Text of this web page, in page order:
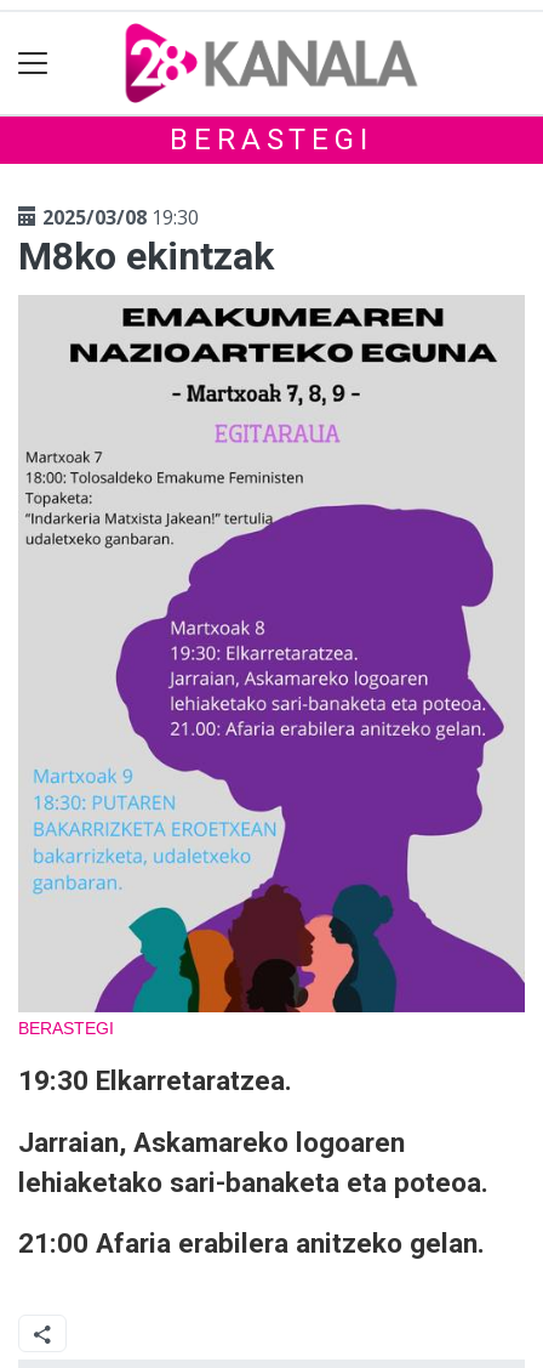
BERASTEGI
2025/03/08 19:30
M8ko ekintzak
BERASTEGI
19:30 Elkarretaratzea.
Jarraian, Askamareko logoaren
lehiaketako sari-banaketa eta poteoa.
21:00 Afaria erabilera anitzeko gelan.